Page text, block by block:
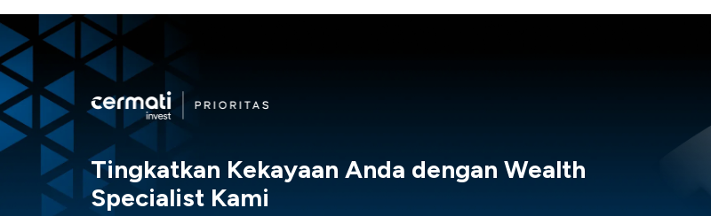
Tingkatkan Kekayaan Anda dengan Wealth
Specialist Kami